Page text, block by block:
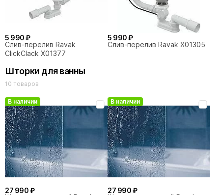
5 990 ₽
Слив-перелив Ravak
ClickClack X01377
5 990 ₽
Слив-перелив Ravak X01305
Шторки для ванны
10 товаров
В наличии
27 990 ₽
В наличии
27 990 ₽